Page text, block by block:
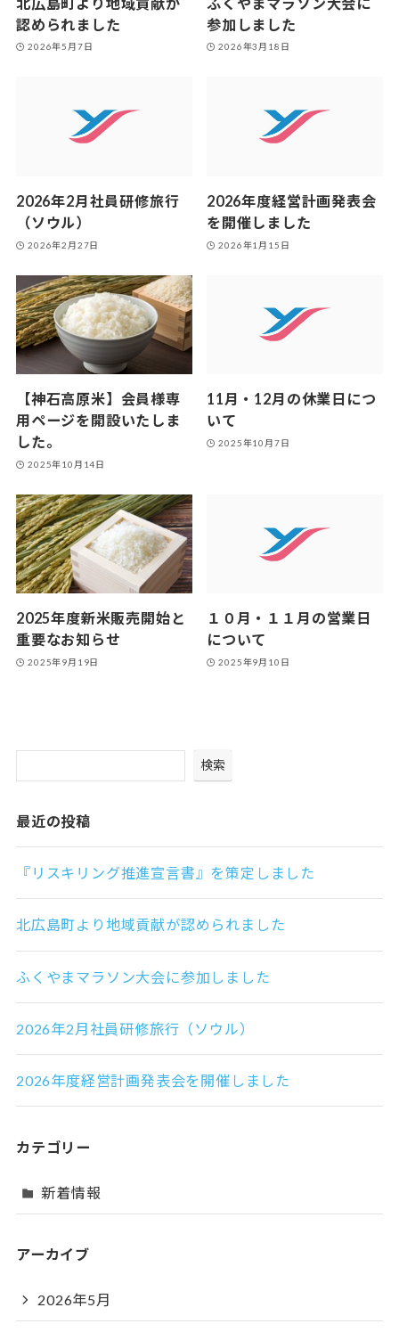
認められました
2026年5月7日
参加しました
2026年3月18日
2026年2月社員研修旅行
（ソウル）
2026年2月27日
2026年度経営計画発表会
を開催しました
2026年1月15日
【神石高原米】会員様専
用ページを開設いたしま
した。
2025年10月14日
11月・12月の休業日につ
いて
2025年10月7日
2025年度新米販売開始と
重要なお知らせ
2025年9月19日
１０月・１１月の営業日
について
2025年9月10日
検索
最近の投稿
『リスキリング推進宣言書』を策定しました
北広島町より地域貢献が認められました
ふくやまマラソン大会に参加しました
2026年2月社員研修旅行（ソウル）
2026年度経営計画発表会を開催しました
カテゴリー
新着情報
アーカイブ
2026年5月